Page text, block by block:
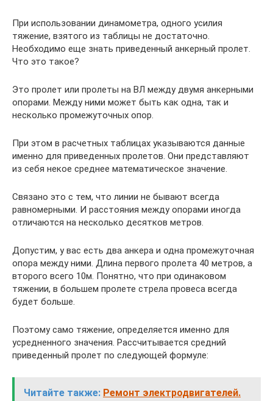
При использовании динамометра, одного усилия
тяжение, взятого из таблицы не достаточно.
Необходимо еще знать приведенный анкерный пролет.
Что это такое?
Это пролет или пролеты на ВЛ между двумя анкерными
опорами. Между ними может быть как одна, так и
несколько промежуточных опор.
При этом в расчетных таблицах указываются данные
именно для приведенных пролетов. Они представляют
из себя некое среднее математическое значение.
Связано это с тем, что линии не бывают всегда
равномерными. И расстояния между опорами иногда
отличаются на несколько десятков метров.
Допустим, у вас есть два анкера и одна промежуточная
опора между ними. Длина первого пролета 40 метров, а
второго всего 10м. Понятно, что при одинаковом
тяжении, в большем пролете стрела провеса всегда
будет больше.
Поэтому само тяжение, определяется именно для
усредненного значения. Рассчитывается средний
приведенный пролет по следующей формуле:
Читайте также: Ремонт электродвигателей.